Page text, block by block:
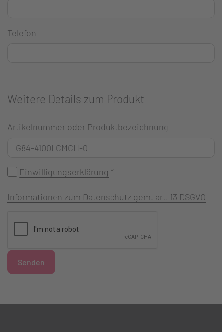
Telefon
Weitere Details zum Produkt
Artikelnummer oder Produktbezeichnung
Einwilligungserklärung *
Informationen zum Datenschutz gem. art. 13 DSGVO
Senden